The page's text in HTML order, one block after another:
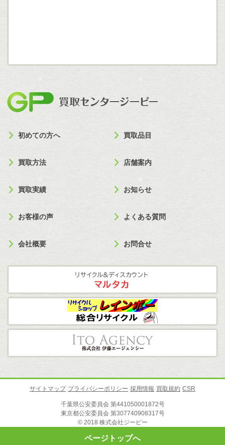
初めての方へ 買取品目
買取方法 店舗案内
買取実績 お知らせ
お客様の声 よくある質問
会社概要 お問合せ
サイトマップ プライバシーポリシー 採用情報 買取規約 CSR
千葉県公安委員会 第441050001872号
東京都公安委員会 第307740908317号
© 2018 株式会社ジーピー
ページトップへ